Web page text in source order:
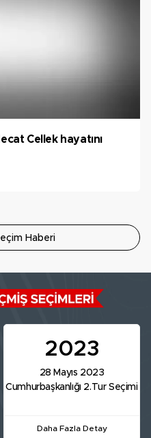
Cellek hayatını
Haberi
2023
28 Mayıs 2023
Cumhurbaşkanlığı 2.Tur Seçimi
Daha Fazla Detay